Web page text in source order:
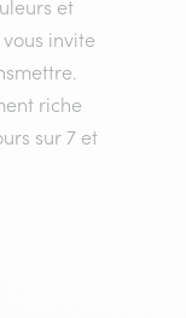
et
invite
riche
sur 7 et